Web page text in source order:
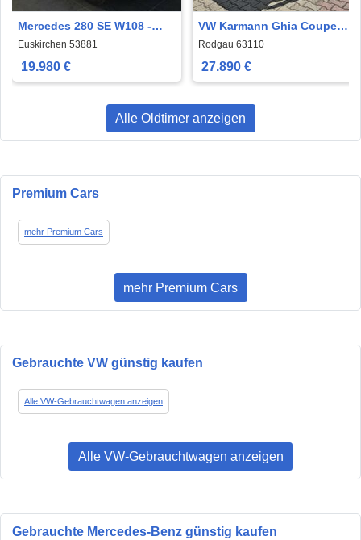
Mercedes 280 SE W108 -
OLDTIMER
Euskirchen 53881
19.980 €
VW Karmann Ghia Coupe
schönes restauriertes
Coupe
Rodgau 63110
27.890 €
Alle Oldtimer anzeigen
Premium Cars
mehr Premium Cars
mehr Premium Cars
Gebrauchte VW günstig kaufen
Alle VW-Gebrauchtwagen anzeigen
Alle VW-Gebrauchtwagen anzeigen
Gebrauchte Mercedes-Benz günstig kaufen